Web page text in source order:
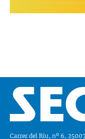
Carrer del Riu, nº 6,